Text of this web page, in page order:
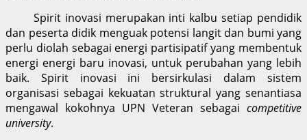
Spirit inovasi merupakan inti kalbu setiap pendidik
dan peserta didik menguak potensi langit dan bumi yang
perlu diolah sebagai energi partisipatif yang membentuk
energi energi baru inovasi, untuk perubahan yang lebih
baik. Spirit inovasi ini bersirkulasi dalam sistem
organisasi sebagai kekuatan struktural yang senantiasa
mengawal kokohnya UPN Veteran sebagai competitive
university.